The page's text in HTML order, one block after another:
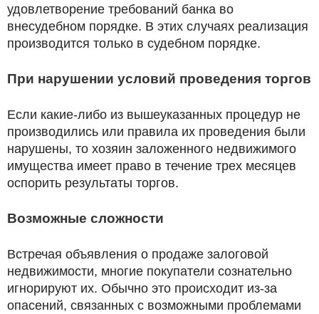
удовлетворение требований банка во
внесудебном порядке. В этих случаях реализация
производится только в судебном порядке.
При нарушении условий проведения торгов
Если какие-либо из вышеуказанных процедур не
производились или правила их проведения были
нарушены, то хозяин заложенного недвижимого
имущества имеет право в течение трех месяцев
оспорить результаты торгов.
Возможные сложности
Встречая объявления о продаже залоговой
недвижимости, многие покупатели сознательно
игнорируют их. Обычно это происходит из-за
опасений, связанных с возможными проблемами